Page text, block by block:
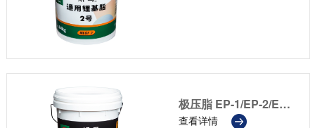
极压脂 EP-1/EP-2/EP-3
查看详情